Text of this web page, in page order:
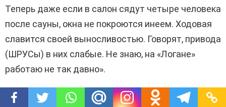
Теперь даже если в салон сядут четыре человека
после сауны, окна не покроются инеем. Ходовая
славится своей выносливостью. Говорят, привода
(ШРУСы) в них слабые. Не знаю, на «Логане»
работаю не так давно».
Олег, таксист: «Наша служба сделала ставку на